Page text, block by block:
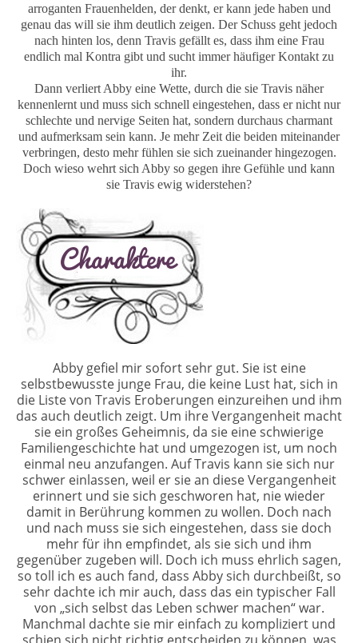
arroganten Frauenhelden, der denkt, er kann jede haben und
genau das will sie ihm deutlich zeigen. Der Schuss geht jedoch
nach hinten los, denn Travis gefällt es, dass ihm eine Frau
endlich mal Kontra gibt und sucht immer häufiger Kontakt zu
ihr.
Dann verliert Abby eine Wette, durch die sie Travis näher
kennenlernt und muss sich schnell eingestehen, dass er nicht nur
schlechte und nervige Seiten hat, sondern durchaus charmant
und aufmerksam sein kann. Je mehr Zeit die beiden miteinander
verbringen, desto mehr fühlen sie sich zueinander hingezogen.
Doch wieso wehrt sich Abby so gegen ihre Gefühle und kann
sie Travis ewig widerstehen?
Abby gefiel mir sofort sehr gut. Sie ist eine
selbstbewusste junge Frau, die keine Lust hat, sich in
die Liste von Travis Eroberungen einzureihen und ihm
das auch deutlich zeigt. Um ihre Vergangenheit macht
sie ein großes Geheimnis, da sie eine schwierige
Familiengeschichte hat und umgezogen ist, um noch
einmal neu anzufangen. Auf Travis kann sie sich nur
schwer einlassen, weil er sie an diese Vergangenheit
erinnert und sie sich geschworen hat, nie wieder
damit in Berührung kommen zu wollen. Doch nach
und nach muss sie sich eingestehen, dass sie doch
mehr für ihn empfindet, als sie sich und ihm
gegenüber zugeben will. Doch ich muss ehrlich sagen,
so toll ich es auch fand, dass Abby sich durchbeißt, so
sehr dachte ich mir auch, dass das ein typischer Fall
von „sich selbst das Leben schwer machen“ war.
Manchmal dachte sie mir einfach zu kompliziert und
schien sich nicht richtig entscheiden zu können, was